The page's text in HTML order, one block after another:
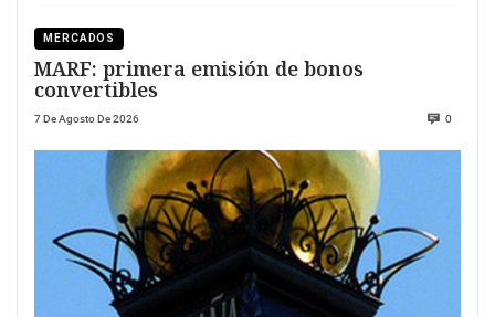
MERCADOS
MARF: primera emisión de bonos
convertibles
7 De Agosto De 2026 0